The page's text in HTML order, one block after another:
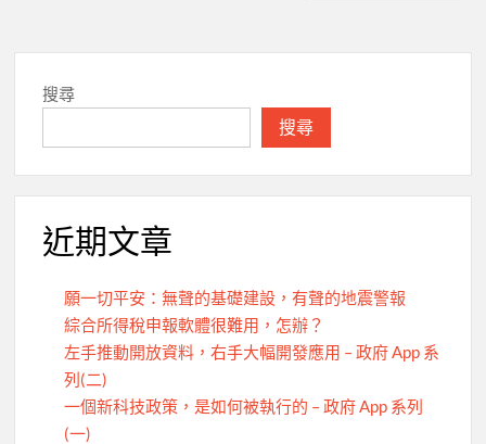
覽
搜尋
搜尋
近期文章
願一切平安：無聲的基礎建設，有聲的地震警報
綜合所得稅申報軟體很難用，怎辦？
左手推動開放資料，右手大幅開發應用 – 政府 App 系
列(二)
一個新科技政策，是如何被執行的 – 政府 App 系列
(一)